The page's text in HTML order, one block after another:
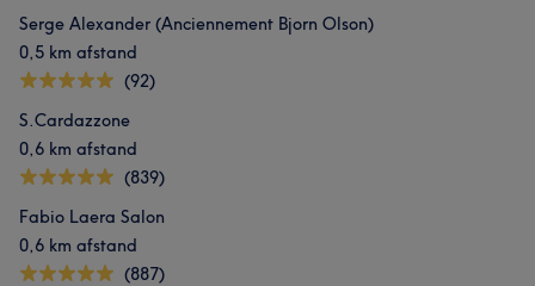
Serge Alexander (Anciennement Bjorn Olson)
0,5 km afstand
(92)
S.Cardazzone
0,6 km afstand
(839)
Fabio Laera Salon
0,6 km afstand
(887)